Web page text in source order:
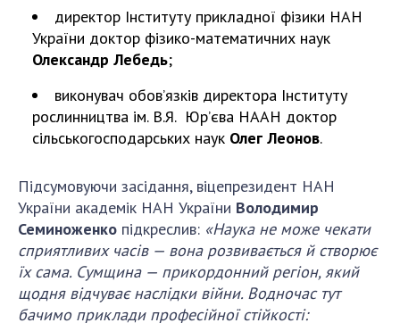
директор Інституту прикладної фізики НАН
України доктор фізико-математичних наук
Олександр Лебедь;
виконувач обов’язків директора Інституту
рослинництва ім. В.Я. Юр’єва НААН доктор
сільськогосподарських наук Олег Леонов.
Підсумовуючи засідання, віцепрезидент НАН
України академік НАН України Володимир
Семиноженко підкреслив: «Наука не може чекати
сприятливих часів — вона розвивається й створює
їх сама. Сумщина — прикордонний регіон, який
щодня відчуває наслідки війни. Водночас тут
бачимо приклади професійної стійкості: